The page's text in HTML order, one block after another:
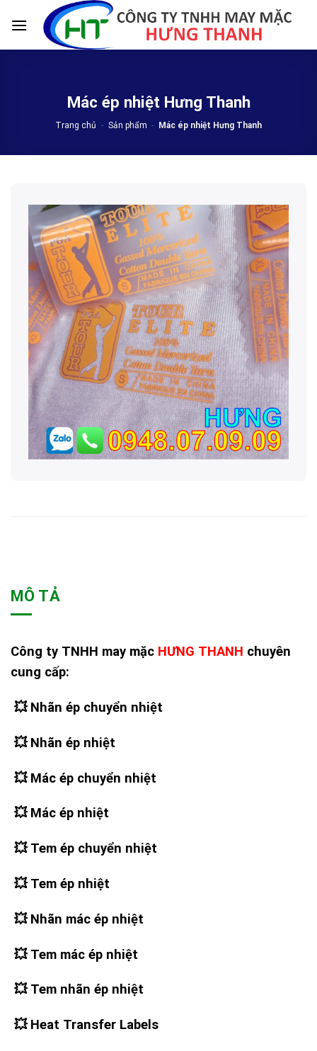
Mác ép nhiệt Hưng Thanh
Trang chủ - Sản phẩm - Mác ép nhiệt Hưng Thanh
MÔ TẢ
Công ty TNHH may mặc HƯNG THANH chuyên
cung cấp:
💥 Nhãn ép chuyển nhiệt
💥Nhãn ép nhiệt
💥Mác ép chuyển nhiệt
💥Mác ép nhiệt
💥Tem ép chuyển nhiệt
💥Tem ép nhiệt
💥Nhãn mác ép nhiệt
💥Tem mác ép nhiệt
💥Tem nhãn ép nhiệt
💥Heat Transfer Labels